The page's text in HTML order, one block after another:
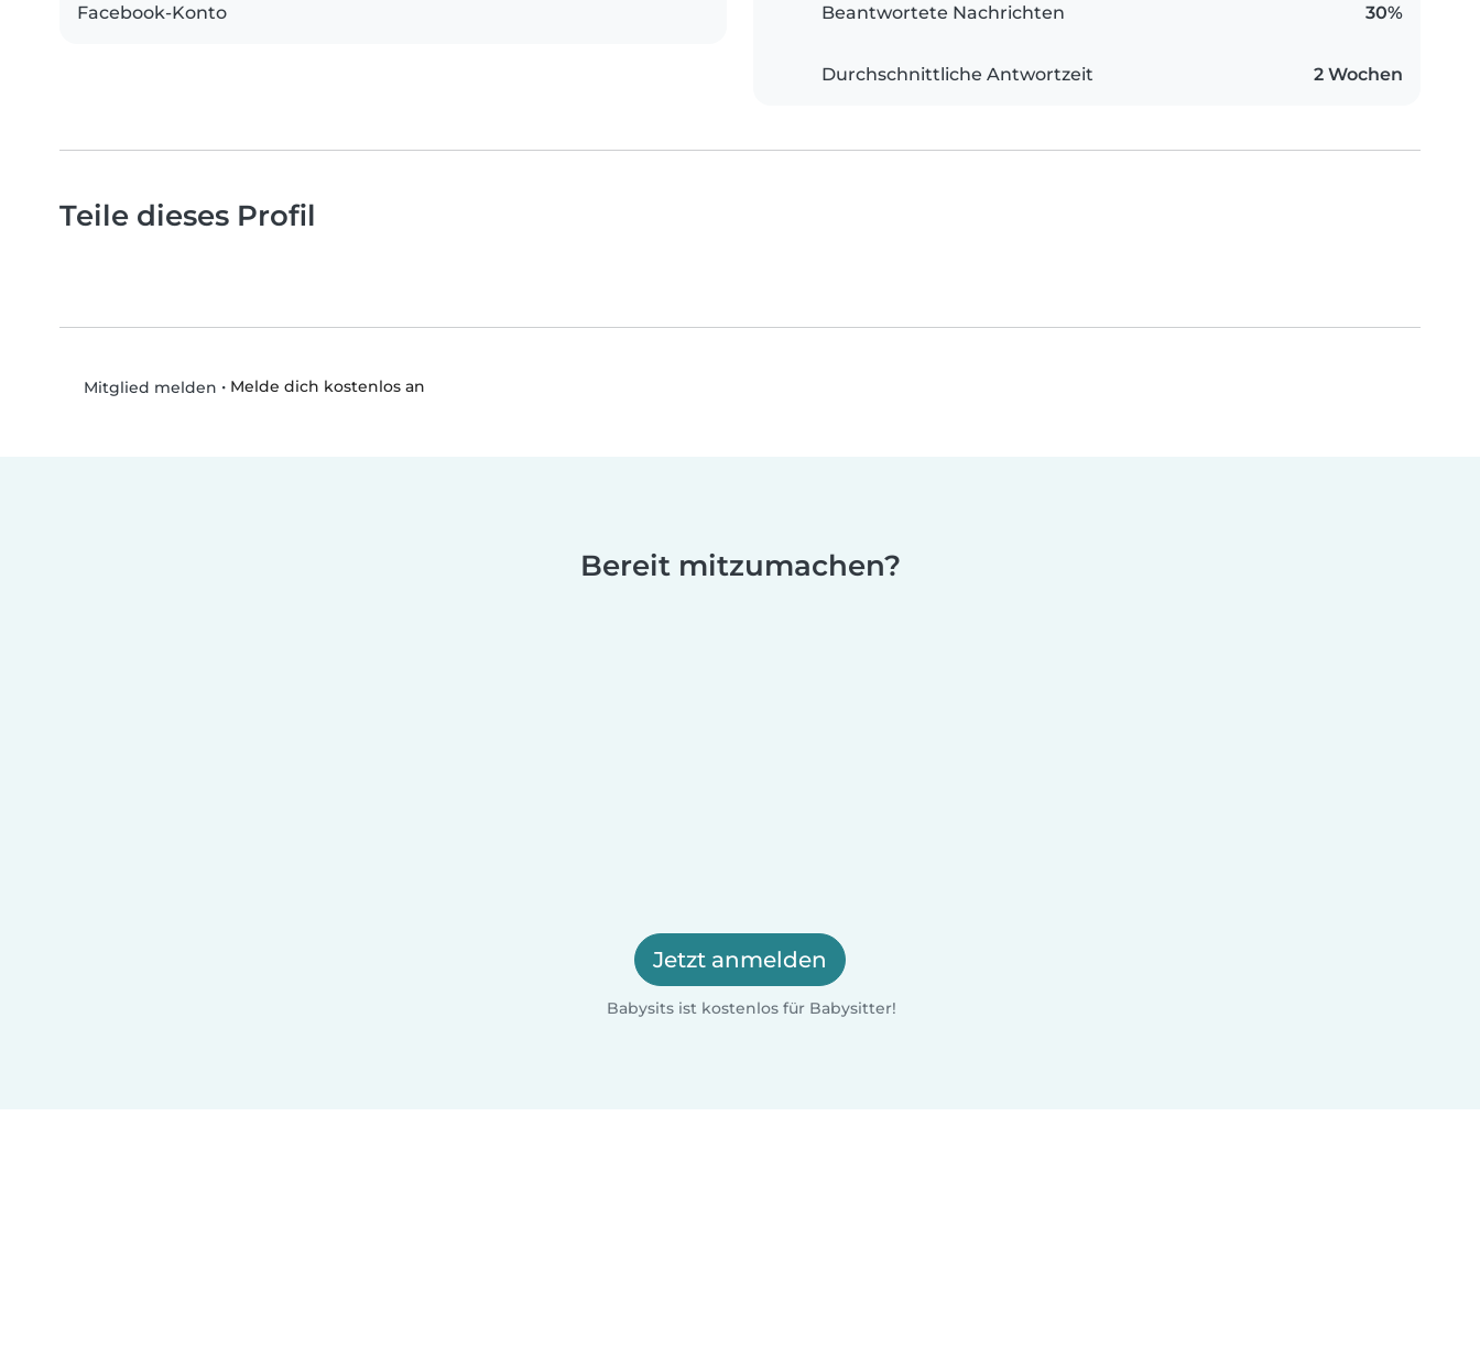
Facebook-Konto Beantwortete Nachrichten 30%
Durchschnittliche Antwortzeit 2 Wochen
Teile dieses Profil
Mitglied melden • Melde dich kostenlos an
Bereit mitzumachen?
Jetzt anmelden
Babysits ist kostenlos für Babysitter!